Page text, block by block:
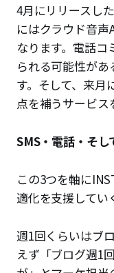
4月にリリースし
にはクラウド音声
なります。電話
られる可能性が
す。そして、来月
点を補うサービス
SMS・電話・そし
この3つを軸に
適化を支援してい
週1回くらいはブ
えず「ブログ週1